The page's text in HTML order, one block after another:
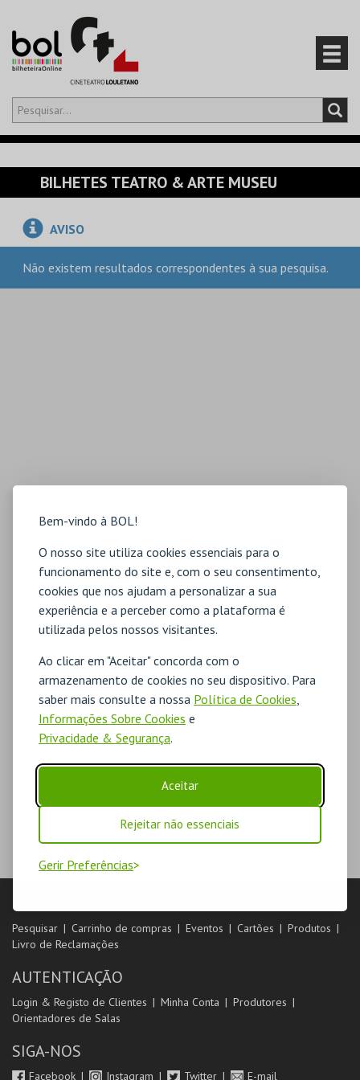
Bem-vindo à BOL!
O nosso site utiliza cookies essenciais para o
funcionamento do site e, com o seu consentimento,
cookies que nos ajudam a personalizar a sua
experiência e a perceber como a plataforma é
utilizada pelos nossos visitantes.
Ao clicar em "Aceitar" concorda com o
armazenamento de cookies no seu dispositivo. Para
saber mais consulte a nossa Política de Cookies
Informações Sobre Cookies e
Privacidade & Segurança.
Aceitar
Rejeitar não essenciais
Gerir Preferências
Olá,iniciar sessão
CARRINHO 0
EVENTOS
CARTÕES
BILHETES TEATRO & ARTE MUSEU
AVISO
Não existem resultados correspondentes à sua pesquisa.
LOJA
Pesquisar Carrinho de compras Eventos Cartões
Produtos
Livro de Reclamações
AUTENTICAÇÃO
Login & Registo de Clientes Minha Conta
Produtores
Orientadores de Salas
SIGA-NOS
Facebook Instagram Twitter E-mail